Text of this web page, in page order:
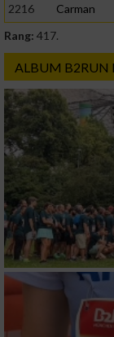
2216 Carman
Rang: 417.
ALBUM B2RUN